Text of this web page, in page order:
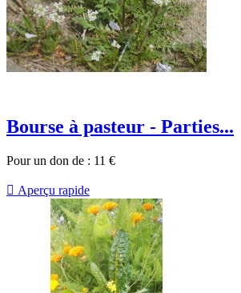
Bourse à pasteur - Parties...
Pour un don de : 11 €
 Aperçu rapide